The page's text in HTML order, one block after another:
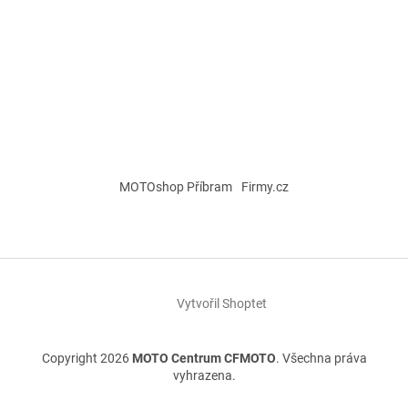
MOTOshop Příbram Firmy.cz
Vytvořil Shoptet
Copyright 2026 MOTO Centrum CFMOTO. Všechna práva
vyhrazena.